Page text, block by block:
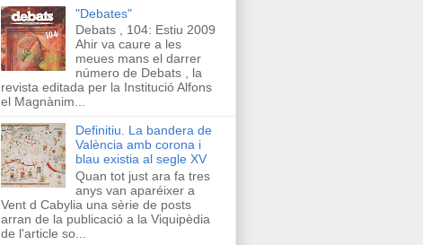
"Debates"
Debats , 104: Estiu 2009
Ahir va caure a les
meues mans el darrer
número de Debats , la
revista editada per la Institució Alfons
el Magnànim...
Definitiu. La bandera de
València amb corona i
blau existia al segle XV
Quan tot just ara fa tres
anys van aparéixer a
Vent d Cabylia una sèrie de posts
arran de la publicació a la Viquipèdia
de l'article so...